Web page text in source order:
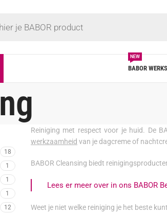
BABOR
NEW
18
1
1
1
12
Reiniging met respect voor je huid. De
werkzaamheid van je dagcreme of
BABOR Cleansing biedt
Lees er meer over in ons BABOR
Weet je niet welke reiniging je het beste